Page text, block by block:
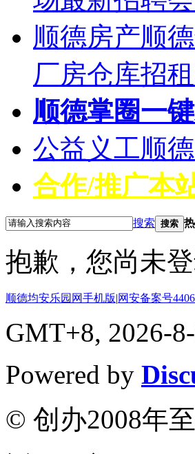
顺德房产顺
厂房仓库招
顺德掌圈一
公益义工顺
合作/推广本
搜索 搜索
抱歉，您尚未
顺德均安乐园网手机版|网安备案号
GMT+8, 2026-
Powered by
© 创办2008年